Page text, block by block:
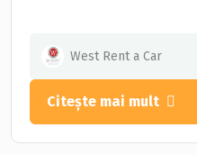
West Rent a Car
Citește mai mult